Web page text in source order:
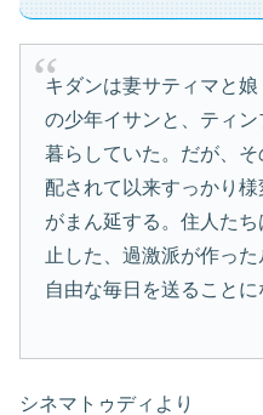
キダンは妻サティマと
の少年イサンと、ティ
暮らしていた。だが、
配されて以来すっかり
がまん延する。住人た
止した、過激派が作っ
自由な毎日を送ることに
シネマトゥディより